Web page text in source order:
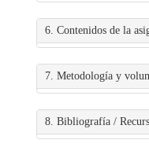
6. Contenidos de la
7. Metodología y
8. Bibliografía /